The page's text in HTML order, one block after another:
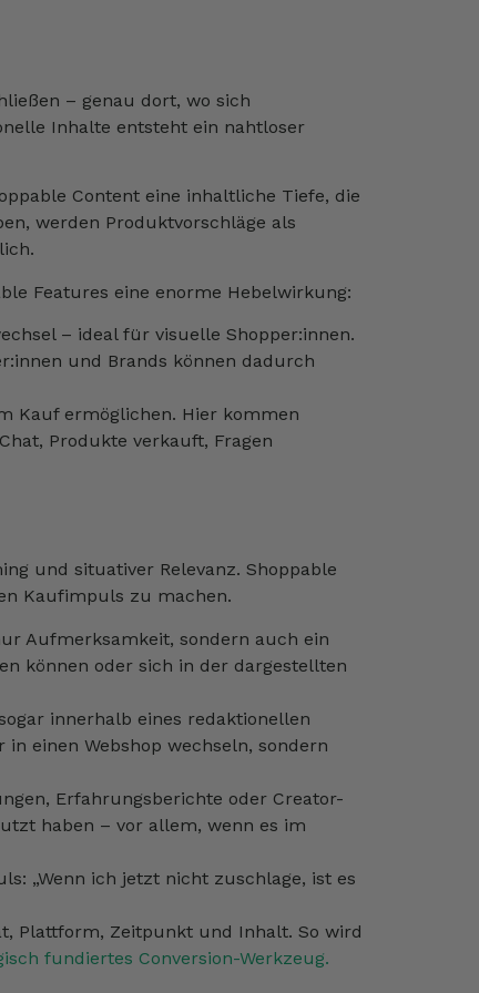
– genau dort, wo sich
Inhalte entsteht ein nahtloser
Content eine inhaltliche Tiefe, die
werden Produktvorschläge als
Features eine enorme Hebelwirkung:
– ideal für visuelle Shopper:innen.
und Brands können dadurch
Kauf ermöglichen. Hier kommen
Produkte verkauft, Fragen
und situativer Relevanz. Shoppable
Kaufimpuls zu machen.
Aufmerksamkeit, sondern auch ein
können oder sich in der dargestellten
innerhalb eines redaktionellen
einen Webshop wechseln, sondern
Erfahrungsberichte oder Creator-
haben – vor allem, wenn es im
„Wenn ich jetzt nicht zuschlage, ist es
Plattform, Zeitpunkt und Inhalt. So wird
fundiertes Conversion-Werkzeug.